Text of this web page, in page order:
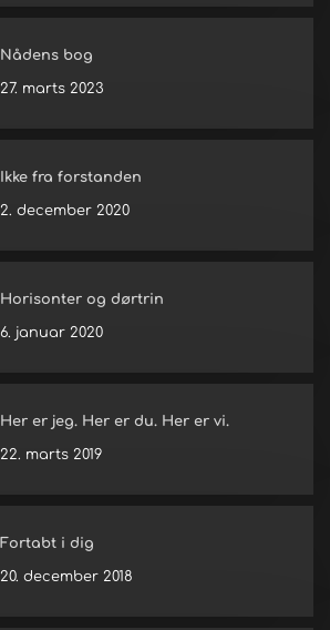
Nådens bog
27. marts 2023
Ikke fra forstanden
2. december 2020
Horisonter og dørtrin
6. januar 2020
Her er jeg. Her er du. Her er vi.
22. marts 2019
Fortabt i dig
20. december 2018